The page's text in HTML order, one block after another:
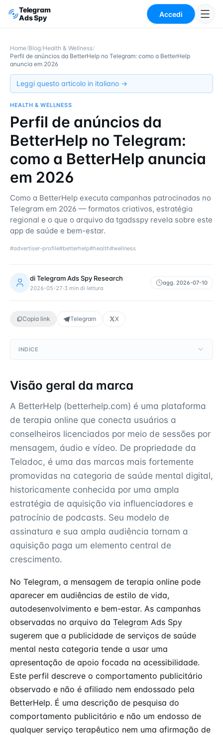
Telegram
Ads Spy
Accedi
Home/Blog/Health & Wellness/
Perfil de anúncios da BetterHelp no Telegram: como a BetterHelp
anuncia em 2026
Leggi questo articolo in italiano →
HEALTH & WELLNESS
Perfil de anúncios da
BetterHelp no Telegram:
como a BetterHelp anuncia
em 2026
Como a BetterHelp executa campanhas patrocinadas no
Telegram em 2026 — formatos criativos, estratégia
regional e o que o arquivo da tgadsspy revela sobre este
app de saúde e bem-estar.
#advertiser-profile#betterhelp#health#wellness
diTelegram Ads Spy Research
2026-05-27·3 min di lettura
agg. 2026-07-10
Copia link Telegram X
INDICE
Visão geral da marca
A BetterHelp (betterhelp.com) é uma plataforma
de terapia online que conecta usuários a
conselheiros licenciados por meio de sessões por
mensagem, áudio e vídeo. De propriedade da
Teladoc, é uma das marcas mais fortemente
promovidas na categoria de saúde mental digital,
historicamente conhecida por uma ampla
estratégia de aquisição via influenciadores e
patrocínio de podcasts. Seu modelo de
assinatura e sua ampla audiência tornam a
aquisição paga um elemento central de
crescimento.
No Telegram, a mensagem de terapia online pode
aparecer em audiências de estilo de vida,
autodesenvolvimento e bem-estar. As campanhas
observadas no arquivo da Telegram Ads Spy
sugerem que a publicidade de serviços de saúde
mental nesta categoria tende a usar uma
apresentação de apoio focada na acessibilidade.
Este perfil descreve o comportamento publicitário
observado e não é afiliado nem endossado pela
BetterHelp. É uma descrição de pesquisa do
comportamento publicitário e não um endosso de
qualquer serviço terapêutico nem uma afirmação de